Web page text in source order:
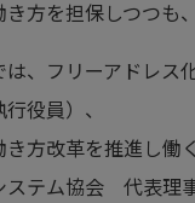
き方を担保しつつも
は、フリーアドレス
役員）、
き方改革を推進し働
ステム協会 代表理